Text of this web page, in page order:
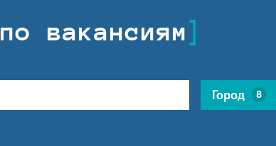
вакансиям
Город 8